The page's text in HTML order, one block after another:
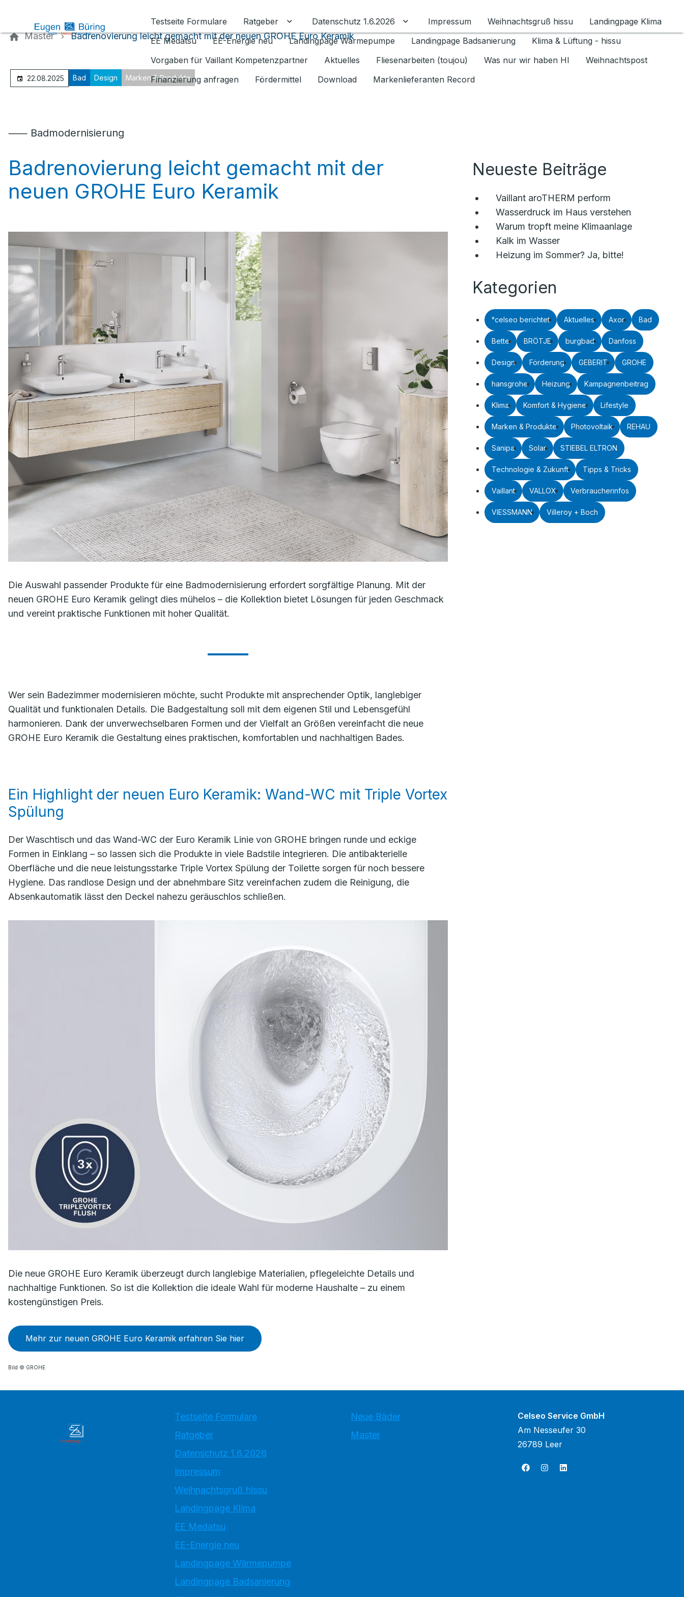
Testseite Formulare
Ratgeber Untermenü für Ratgeber umschalten
Datenschutz 1.6.2026 Untermenü für Datenschutz 1.6.2026 umschalten
Impressum Weihnachtsgruß hissu
Landingpage Klima
EE Medatsu
EE-Energie neu Landingpage Wärmepumpe Landingpage Badsanierung
Klima & Lüftung - hissu
Vorgaben für Vaillant Kompetenzpartner
Aktuelles Fliesenarbeiten (toujou) Was nur wir haben HI
Weihnachtspost
Finanzierung anfragen
Fördermittel Download Markenlieferanten Record
Master Badrenovierung leicht gemacht mit der neuen GROHE Euro Keramik
22.08.2025 Bad Design Marken & Produkte
⸺ Badmodernisierung
Badrenovierung leicht gemacht mit der
neuen GROHE Euro Keramik
Die Auswahl passender Produkte für eine Badmodernisierung erfordert sorgfältige Planung. Mit der
neuen GROHE Euro Keramik gelingt dies mühelos – die Kollektion bietet Lösungen für jeden Geschmack
und vereint praktische Funktionen mit hoher Qualität.
Wer sein Badezimmer modernisieren möchte, sucht Produkte mit ansprechender Optik, langlebiger
Qualität und funktionalen Details. Die Badgestaltung soll mit dem eigenen Stil und Lebensgefühl
harmonieren. Dank der unverwechselbaren Formen und der Vielfalt an Größen vereinfacht die neue
GROHE Euro Keramik die Gestaltung eines praktischen, komfortablen und nachhaltigen Bades.
Ein Highlight der neuen Euro Keramik: Wand-WC mit Triple Vortex
Spülung
Der Waschtisch und das Wand-WC der Euro Keramik Linie von GROHE bringen runde und eckige
Formen in Einklang – so lassen sich die Produkte in viele Badstile integrieren. Die antibakterielle
Oberfläche und die neue leistungsstarke Triple Vortex Spülung der Toilette sorgen für noch bessere
Hygiene. Das randlose Design und der abnehmbare Sitz vereinfachen zudem die Reinigung, die
Absenkautomatik lässt den Deckel nahezu geräuschlos schließen.
Die neue GROHE Euro Keramik überzeugt durch langlebige Materialien, pflegeleichte Details und
nachhaltige Funktionen. So ist die Kollektion die ideale Wahl für moderne Haushalte – zu einem
kostengünstigen Preis.
Mehr zur neuen GROHE Euro Keramik erfahren Sie hier
Bild © GROHE
Neueste Beiträge
Vaillant aroTHERM perform
Wasserdruck im Haus verstehen
Warum tropft meine Klimaanlage
Kalk im Wasser
Heizung im Sommer? Ja, bitte!
Kategorien
°celseo berichtet Aktuelles Axor Bad
Bette BRÖTJE burgbad Danfoss
Design Förderung GEBERIT GROHE
hansgrohe Heizung Kampagnenbeitrag
Klima Komfort & Hygiene Lifestyle
Marken & Produkte Photovoltaik REHAU
Sanipa Solar STIEBEL ELTRON
Technologie & Zukunft Tipps & Tricks
Vaillant VALLOX Verbraucherinfos
VIESSMANN Villeroy + Boch
Testseite Formulare
Ratgeber
Datenschutz 1.6.2026
Impressum
Weihnachtsgruß hissu
Landingpage Klima
EE Medatsu
EE-Energie neu
Landingpage Wärmepumpe
Landingpage Badsanierung
Neue Bäder
Master
Celseo Service GmbH
Am Nesseufer 30
26789 Leer